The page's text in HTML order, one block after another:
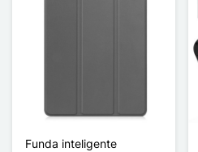
Funda inteligente